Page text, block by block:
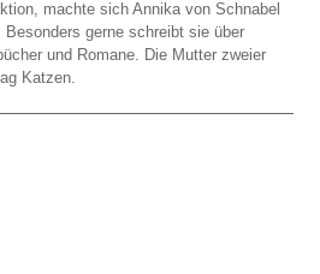
machte sich Annika von Schnabel
gerne schreibt sie über
und Romane. Die Mutter zweier
Katzen.